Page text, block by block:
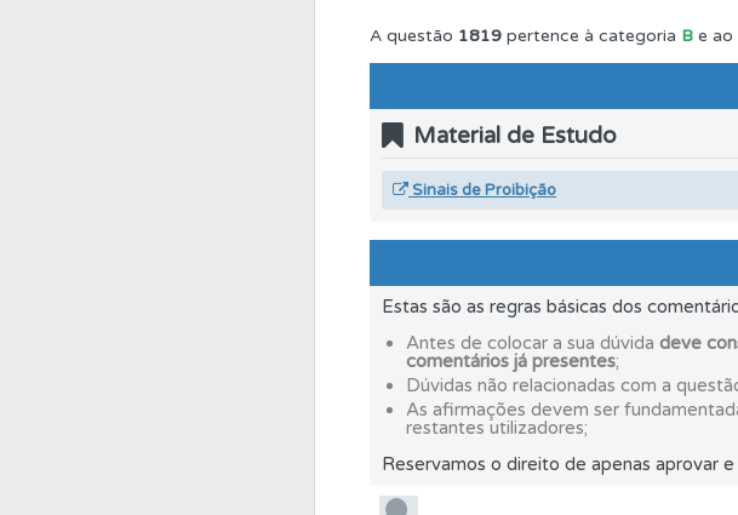
Pode guardar uma questão
Ajuda Consulte a ajuda se tiver dúvidas
O Índice Bom Condutor dá-lhe
Conta Crie uma conta para poder
Questões Consulte as explicações das
Testes
A questão 1819 pertence à categoria B e ao
Material de Estudo
Sinais de Proibição
Estas são as regras básicas dos
Antes de colocar a sua dúvida deve
comentários já presentes;
Dúvidas não relacionadas com a
As afirmações devem ser
restantes utilizadores;
Reservamos o direito de apenas aprovar